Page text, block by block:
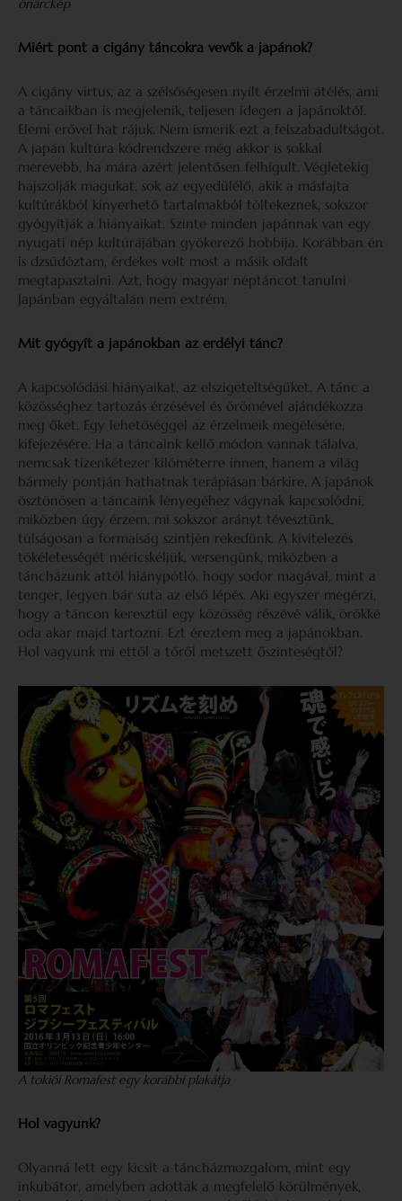
önarckép
Miért pont a cigány táncokra vevők a japánok?
A cigány virtus, az a szélsőségesen nyílt érzelmi átélés, ami
a táncaikban is megjelenik, teljesen idegen a japánoktól.
Elemi erővel hat rájuk. Nem ismerik ezt a felszabadultságot.
A japán kultúra kódrendszere még akkor is sokkal
merevebb, ha mára azért jelentősen felhígult. Végletekig
hajszolják magukat, sok az egyedülélő, akik a másfajta
kultúrákból kinyerhető tartalmakból töltekeznek, sokszor
gyógyítják a hiányaikat. Szinte minden japánnak van egy
nyugati nép kultúrájában gyökerező hobbija. Korábban én
is dzsúdóztam, érdekes volt most a másik oldalt
megtapasztalni. Azt, hogy magyar néptáncot tanulni
Japánban egyáltalán nem extrém.
Mit gyógyít a japánokban az erdélyi tánc?
A kapcsolódási hiányaikat, az elszigeteltségüket. A tánc a
közösséghez tartozás érzésével és örömével ajándékozza
meg őket. Egy lehetőséggel az érzelmeik megélésére,
kifejezésére. Ha a táncaink kellő módon vannak tálalva,
nemcsak tizenkétezer kilóméterre innen, hanem a világ
bármely pontján hathatnak terápiásan bárkire. A japánok
ösztönösen a táncaink lényegéhez vágynak kapcsolódni,
miközben úgy érzem, mi sokszor arányt tévesztünk,
túlságosan a formaiság szintjén rekedünk. A kivitelezés
tökéletességét méricskéljük, versengünk, miközben a
táncházunk attól hiánypótló, hogy sodor magával, mint a
tenger, legyen bár suta az első lépés. Aki egyszer megérzi,
hogy a táncon keresztül egy közösség részévé válik, örökké
oda akar majd tartozni. Ezt éreztem meg a japánokban.
Hol vagyunk mi ettől a tőről metszett őszinteségtől?
A tokiói Romafest egy korábbi plakátja
Hol vagyunk?
Olyanná lett egy kicsit a táncházmozgalom, mint egy
inkubátor, amelyben adottak a megfelelő körülmények,